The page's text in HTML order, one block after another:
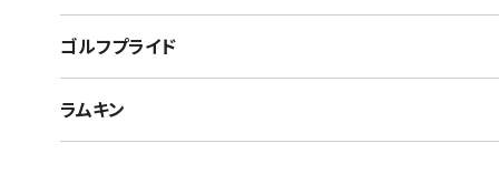
ゴルフプライド
ラムキン